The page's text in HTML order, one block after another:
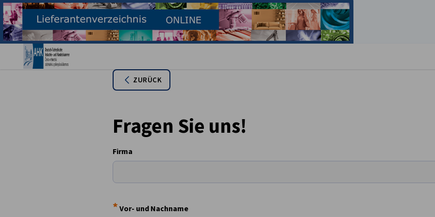
Einstellungen schließen
ZURÜCK
Fragen Sie uns!
Firma
* Vor- und Nachname